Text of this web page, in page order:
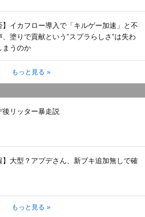
】イカフロー導入で「キルゲー加速」と不
、塗りで貢献という”スプラらしさ”は失わ
まうのか
もっと見る »
後リッター暴走説
】大型？アプデさん、新ブキ追加無しで確
もっと見る »